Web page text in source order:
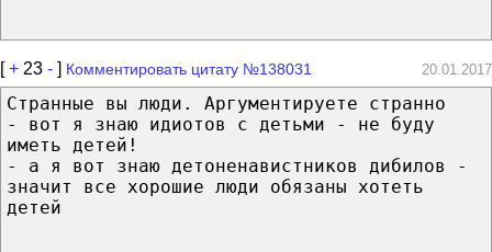
[+ 23 - ] Комментировать цитату №138031 20.01.2017
Странные вы люди. Аргументируете странно
- вот я знаю идиотов с детьми - не буду
иметь детей!
- а я вот знаю детоненавистников дибилов -
значит все хорошие люди обязаны хотеть
детей